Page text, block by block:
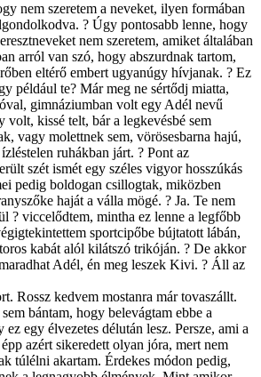
nem szeretem a neveket, ilyen formában
? Úgy pontosabb lenne, hogy
nem szeretem, amiket általában
arról van szó, hogy abszurdnak tartom,
eltérő embert ugyanúgy hívjanak. ? Ez
például te? Már meg ne sértődj miatta,
gimnáziumban volt egy Adél nevű
volt, kissé telt, bár a legkevésbé sem
vagy molettnek sem, vörösesbarna hajú,
ruhákban járt. ? Pont az
szét ismét egy széles vigyor hosszúkás
pedig boldogan csillogtak, miközben
haját a válla mögé. ? Ja. Te nem
? viccelődtem, mintha ez lenne a legfőbb
sportcipőbe bújtatott lábán,
kabát alól kilátszó trikóján. ? De akkor
Adél, én meg leszek Kivi. ? Áll az
Rossz kedvem mostanra már tovaszállt.
bántam, hogy belevágtam ebbe a
egy élvezetes délután lesz. Persze, ami a
azért sikeredett olyan jóra, mert nem
túlélni akartam. Érdekes módon pedig,